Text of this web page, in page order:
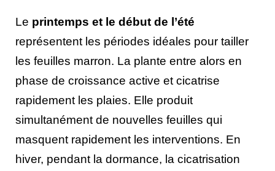
Le printemps et le début de l’été
représentent les périodes idéales pour tailler
les feuilles marron. La plante entre alors en
phase de croissance active et cicatrise
rapidement les plaies. Elle produit
simultanément de nouvelles feuilles qui
masquent rapidement les interventions. En
hiver, pendant la dormance, la cicatrisation